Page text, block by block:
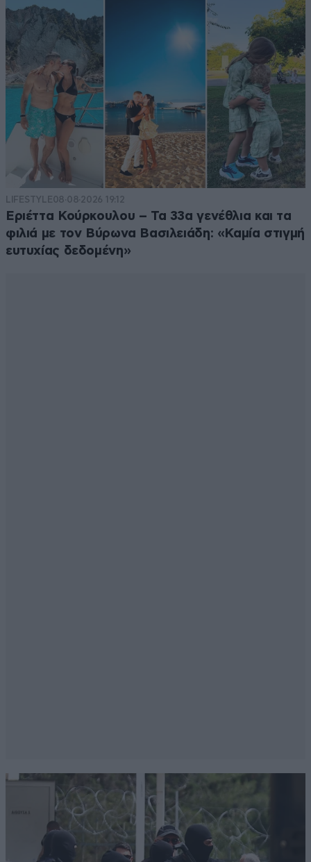
LIFESTYLE08·08·2026 19:12
Εριέττα Κούρκουλου – Τα 33α γενέθλια και τα
φιλιά με τον Βύρωνα Βασιλειάδη: «Καμία στιγμή
ευτυχίας δεδομένη»